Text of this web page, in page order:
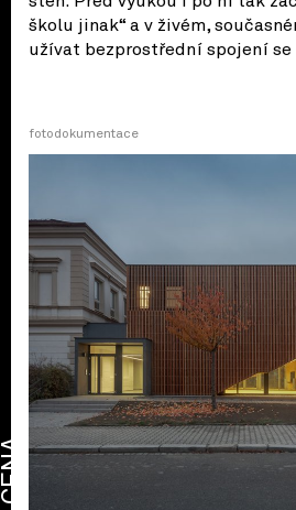
školu jinak“ a v živém,
užívat bezprostřední spojení se
fotodokumentace
CENA